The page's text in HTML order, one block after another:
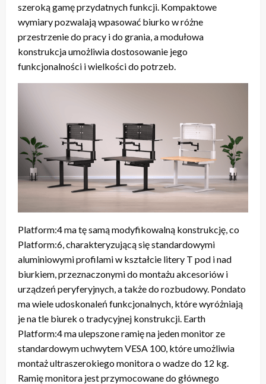
szeroką gamę przydatnych funkcji. Kompaktowe
wymiary pozwalają wpasować biurko w różne
przestrzenie do pracy i do grania, a modułowa
konstrukcja umożliwia dostosowanie jego
funkcjonalności i wielkości do potrzeb.
Platform:4 ma tę samą modyfikowalną konstrukcję, co
Platform:6, charakteryzującą się standardowymi
aluminiowymi profilami w kształcie litery T pod i nad
biurkiem, przeznaczonymi do montażu akcesoriów i
urządzeń peryferyjnych, a także do rozbudowy. Pondato
ma wiele udoskonaleń funkcjonalnych, które wyróżniają
je na tle biurek o tradycyjnej konstrukcji. Earth
Platform:4 ma ulepszone ramię na jeden monitor ze
standardowym uchwytem VESA 100, które umożliwia
montaż ultraszerokiego monitora o wadze do 12 kg.
Ramię monitora jest przymocowane do głównego